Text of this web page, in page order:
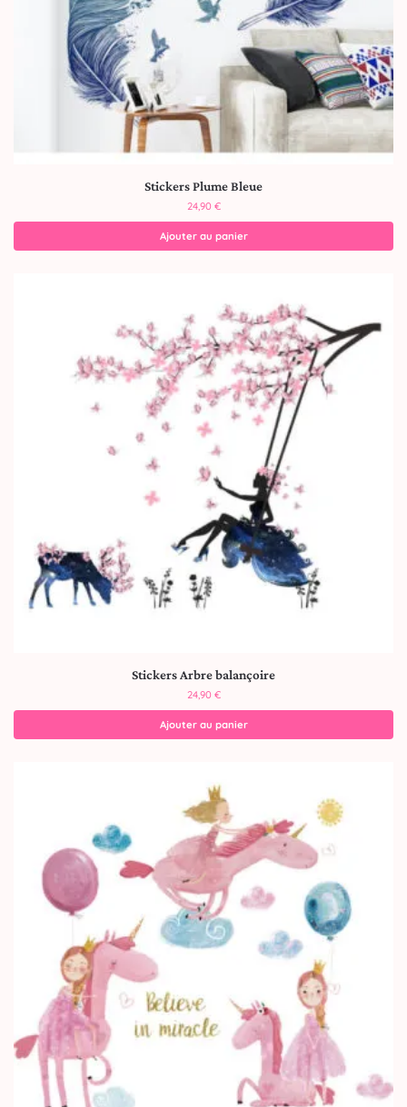
Stickers Plume Bleue
24,90 €
Ajouter au panier
Stickers Arbre balançoire
24,90 €
Ajouter au panier